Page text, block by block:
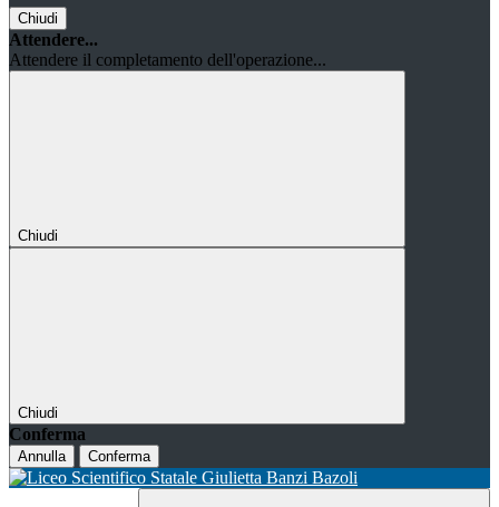
Chiudi
Attendere...
Attendere il completamento dell'operazione...
Chiudi
Chiudi
Conferma
Annulla Conferma